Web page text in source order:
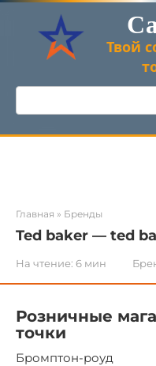
Перейти
контенту
Твой
Поиск:
Главная » Бренды
Ted baker — ted
На чтение: 6 мин
Розничные
точки
Бромптон-роуд